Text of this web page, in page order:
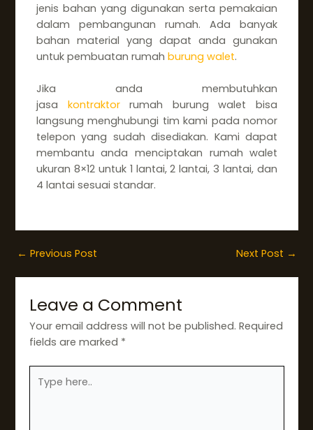
jenis bahan yang digunakan serta pemakaian
dalam pembangunan rumah. Ada banyak
bahan material yang dapat anda gunakan
untuk pembuatan rumah burung walet.
Jika anda membutuhkan
jasa kontraktorrumah burung walet bisa
langsung menghubungi tim kami pada nomor
telepon yang sudah disediakan. Kami dapat
membantu anda menciptakan rumah walet
ukuran 8×12 untuk 1 lantai, 2 lantai, 3 lantai, dan
4 lantai sesuai standar.
← Previous Post Next Post →
Leave a Comment
Your email address will not be published. Required
fields are marked *
here..